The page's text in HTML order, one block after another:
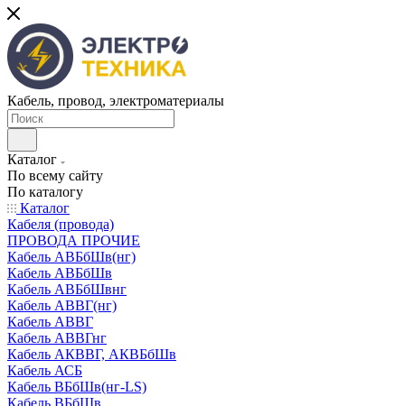
Кабель, провод, электроматериалы
Каталог
По всему сайту
По каталогу
Каталог
Кабеля (провода)
ПРОВОДА ПРОЧИЕ
Кабель АВБбШв(нг)
Кабель АВБбШв
Кабель АВБбШвнг
Кабель АВВГ(нг)
Кабель АВВГ
Кабель АВВГнг
Кабель АКВВГ, АКВБбШв
Кабель АСБ
Кабель ВБбШв(нг-LS)
Кабель ВБбШв